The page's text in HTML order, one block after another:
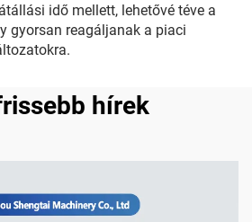
idő mellett, lehetővé téve a
gyorsan reagáljanak a piaci
hírek